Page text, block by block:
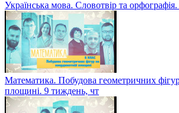
Українська мова. Словотвір та
Математика. Побудова геометричних
площині. 9 тиждень, чт